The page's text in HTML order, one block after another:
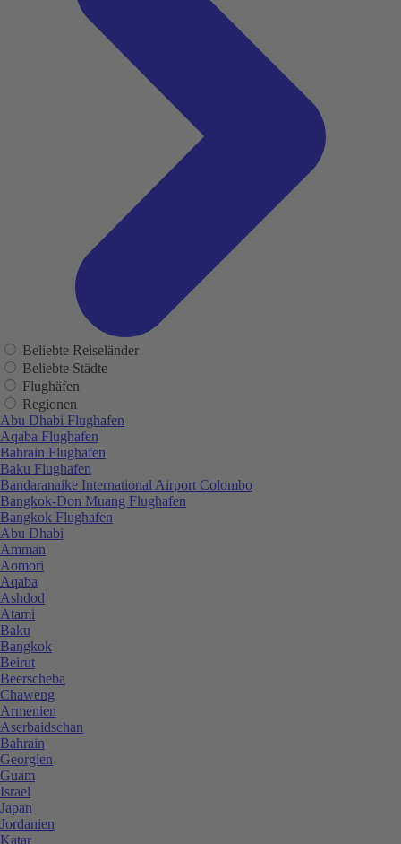
Beliebte Reiseländer
Beliebte Städte
Flughäfen
Regionen
Abu Dhabi Flughafen
Aqaba Flughafen
Bahrain Flughafen
Baku Flughafen
Bandaranaike International Airport Colombo
Bangkok-Don Muang Flughafen
Bangkok Flughafen
Abu Dhabi
Amman
Aomori
Aqaba
Ashdod
Atami
Baku
Bangkok
Beirut
Beerscheba
Chaweng
Armenien
Aserbaidschan
Bahrain
Georgien
Guam
Israel
Japan
Jordanien
Katar